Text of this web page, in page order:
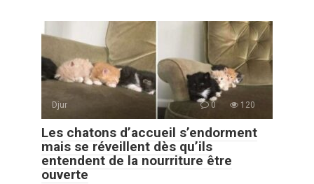
Djur 0 120
Les chatons d’accueil s’endorment
mais se réveillent dès qu’ils
entendent de la nourriture être
ouverte